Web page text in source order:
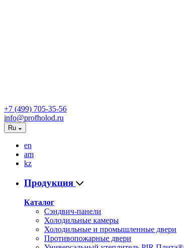
+7 (499) 705-35-56
info@profholod.ru
Ru
en
am
kz
Продукция
Каталог
Сэндвич-панели
Холодильные камеры
Холодильные и промышленные двери
Противопожарные двери